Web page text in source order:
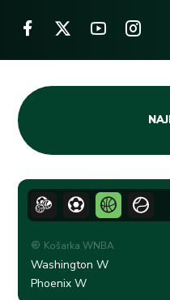
Skip
content
Košarka WNBA
Washington W
Phoenix W